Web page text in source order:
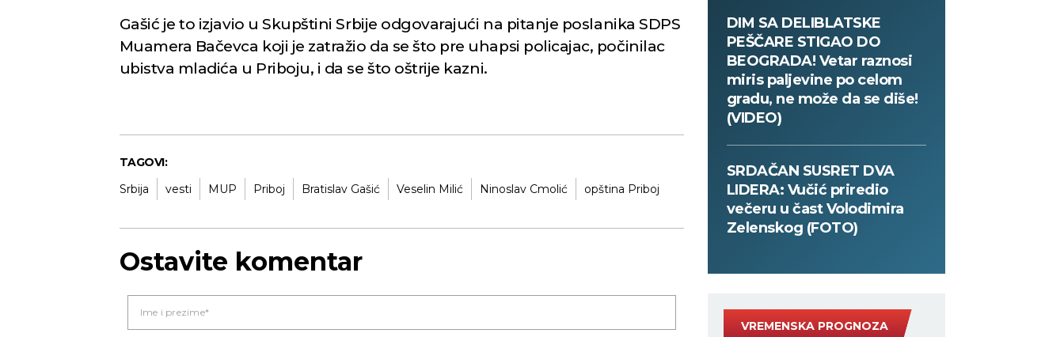
Gašić je to izjavio u Skupštini Srbije odgovarajući na pitanje poslanika SDPS
Muamera Bačevca koji je zatražio da se što pre uhapsi policajac, počinilac
ubistva mladića u Priboju, i da se što oštrije kazni.
TAGOVI:
Srbija
vesti MUP Priboj Bratislav Gašić Veselin Milić Ninoslav Cmolić opština Priboj
Ostavite komentar
DIM SA DELIBLATSKE
PEŠČARE STIGAO DO
BEOGRADA! Vetar raznosi
miris paljevine po celom
gradu, ne može da se diše!
(VIDEO)
SRDAČAN SUSRET DVA
LIDERA: Vučić priredio
večeru u čast Volodimira
Zelenskog (FOTO)
VREMENSKA PROGNOZA